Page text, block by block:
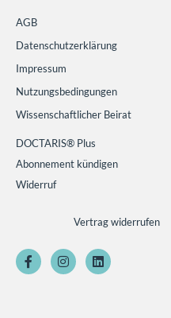
AGB
Datenschutzerklärung
Impressum
Nutzungsbedingungen
Wissenschaftlicher Beirat
DOCTARIS® Plus
Abonnement kündigen
Widerruf
Vertrag widerrufen